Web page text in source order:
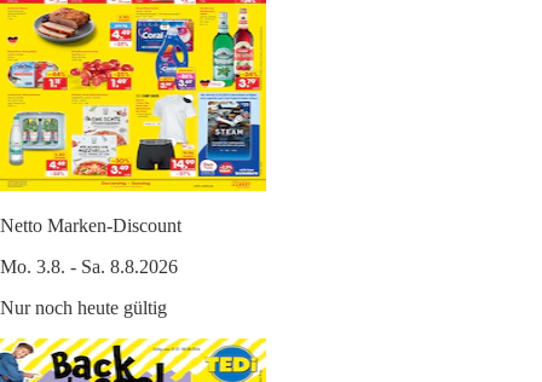
Netto Marken-Discount
Mo. 3.8. - Sa. 8.8.2026
Nur noch heute gültig